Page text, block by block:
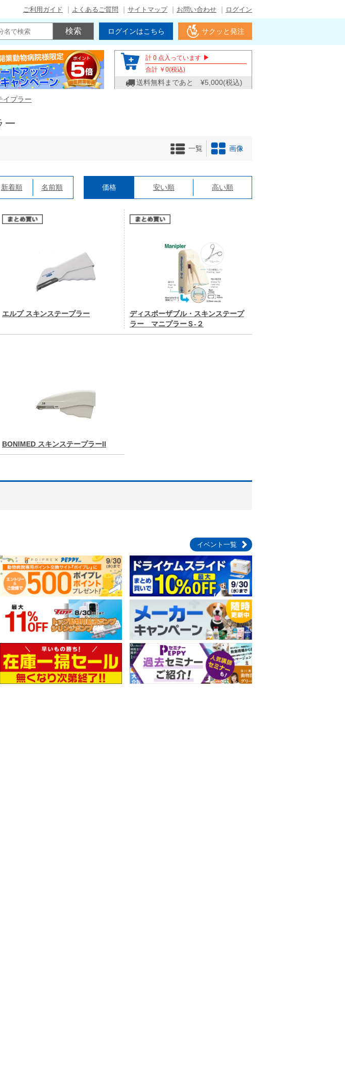
ご利用ガイド よくあるご質問 サイトマップ お問い合わせ ログイン
ログインはこちら サクッと発注
計 0 点入っています ▶
合計 ￥ 0(税込)
送料無料まであと ¥5,000(税込)
イプラー
ー
一覧 画像
新着順 名前順 価格 安い順 高い順
エルプ スキンステープラー
ディスポーザブル・スキンステープ
ラー マニプラーＳ-２
BONIMED スキンステープラーII
イベント一覧